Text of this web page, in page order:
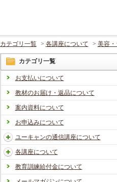
カテゴリ一覧 > 各講座について > 美容
カテゴリ一覧
お支払いについて
教材のお届け・返品について
案内資料について
お申込みについて
ユーキャンの通信講座について
各講座について
教育訓練給付金について